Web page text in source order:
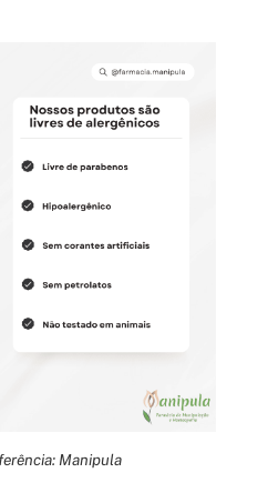
Manipula